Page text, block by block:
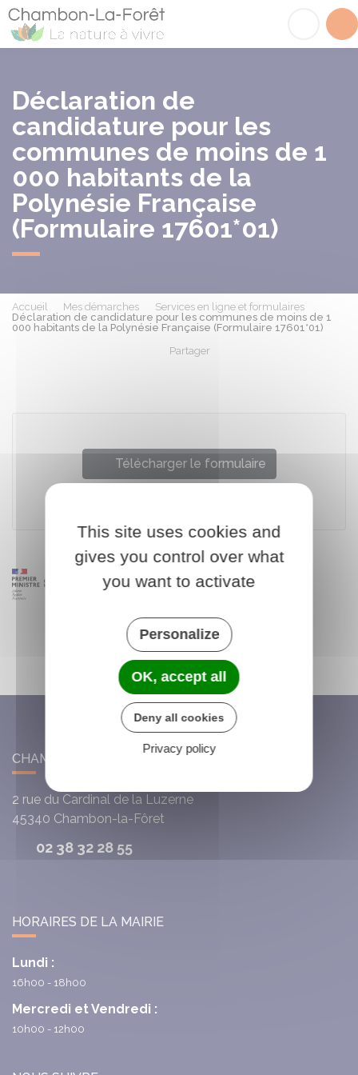
Déclaration de
candidature pour les
communes de moins de 1
000 habitants de la
Polynésie Française
(Formulaire 17601*01)
Accueil Mes démarches
Services en ligne et formulaires
Déclaration de candidature pour les communes de moins de 1
000 habitants de la Polynésie Française (Formulaire 17601*01)
Partager
Télécharger le formulaire
CHAMBON-LA-FÔRET
2 rue du Cardinal de la Luzerne
45340 Chambon-la-Fôret
02 38 32 28 55
HORAIRES DE LA MAIRIE
Lundi :
16h00 - 18h00
Mercredi et Vendredi :
10h00 - 12h00
This site uses cookies and
gives you control over what
you want to activate
Personalize
OK, accept all
Deny all cookies
Privacy policy